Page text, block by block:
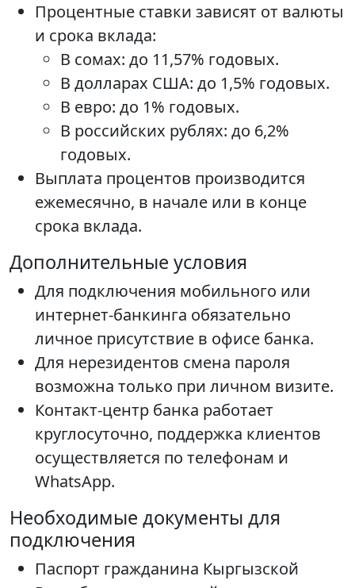
Процентные ставки зависят от валюты
и срока вклада:
В сомах: до 11,57% годовых.
В долларах США: до 1,5% годовых.
В евро: до 1% годовых.
В российских рублях: до 6,2%
годовых.
Выплата процентов производится
ежемесячно, в начале или в конце
срока вклада.
Дополнительные условия
Для подключения мобильного или
интернет-банкинга обязательно
личное присутствие в офисе банка.
Для нерезидентов смена пароля
возможна только при личном визите.
Контакт-центр банка работает
круглосуточно, поддержка клиентов
осуществляется по телефонам и
WhatsApp.
Необходимые документы для
подключения
Паспорт гражданина Кыргызской